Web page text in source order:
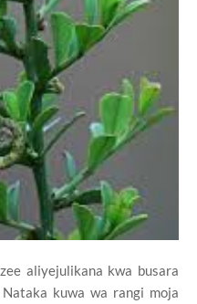
aliyejulikana kwa busara
Nataka kuwa wa rangi moja